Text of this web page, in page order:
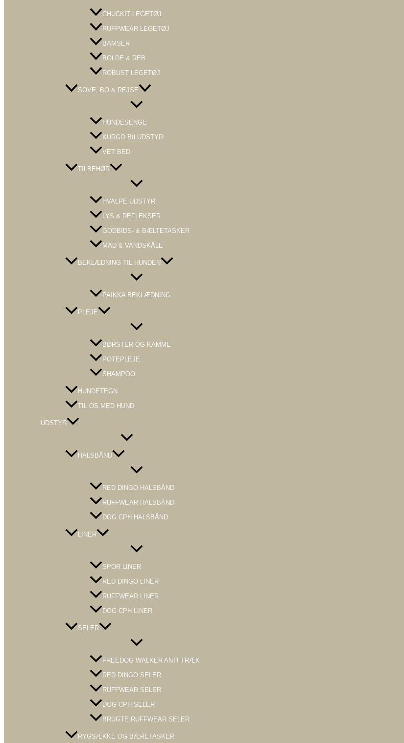
CHUCKIT LEGETØJ
RUFFWEAR LEGETØJ
BAMSER
BOLDE & REB
ROBUST LEGETØJ
SOVE, BO & REJSE
Menu
HUNDESENGE
KURGO BILUDSTYR
VET BED
TILBEHØR
Menu
HVALPE UDSTYR
LYS & REFLEKSER
GODBIDS- & BÆLTETASKER
MAD & VANDSKÅLE
BEKLÆDNING TIL HUNDEN
Menu
PAIKKA BEKLÆDNING
PLEJE
Menu
BØRSTER OG KAMME
POTEPLEJE
SHAMPOO
HUNDETEGN
TIL OS MED HUND
UDSTYR
Menu
HALSBÅND
Menu
RED DINGO HALSBÅND
RUFFWEAR HALSBÅND
DOG CPH HALSBÅND
LINER
Menu
SPOR LINER
RED DINGO LINER
RUFFWEAR LINER
DOG CPH LINER
SELER
Menu
FREEDOG WALKER ANTI TRÆK
RED DINGO SELER
RUFFWEAR SELER
DOG CPH SELER
BRUGTE RUFFWEAR SELER
RYGSÆKKE OG BÆRETASKER